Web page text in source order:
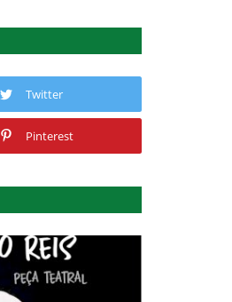
Twitter
Pinterest